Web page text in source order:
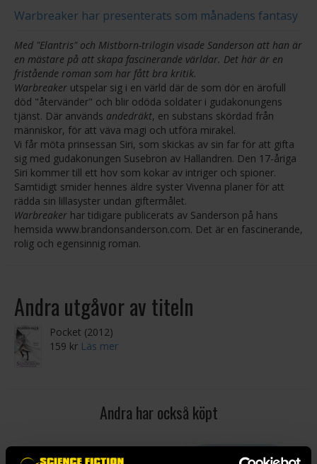
Warbreaker har presenterats som månadens fantasy
Med "Elantris" och Mistborn-trilogin visade Sanderson att han är
en mästare på att skapa fascinerande världar. Det här är en
fristående roman som har fått bra kritik.
Warbreaker utspelar sig i en värld där de som dör en ärofull
död "återvänder" och blir odöda soldater i gudakonungens
tjänst. Där används andedräkt, en substans skördad från
människor, för att väva magi och utföra mirakel.
Vi får möta prinsessan Siri, som skickas av sin far för att gifta
sig med gudakonungen Susebron av Hallandren. Den 17-åriga
Siri kommer till ett hov som kokar av intriger och spioner.
Samtidigt smider hennes äldre syster Vivenna planer för att
rädda sin lillasyster undan giftermålet.
Warbreaker har tidigare publicerats av Sanderson på hans
hemsida www.brandonsanderson.com. Det är en fascinerande,
rolig och egensinnig roman.
Andra utgåvor av titeln
Pocket (2012)
159 kr Läs mer
Andra har också köpt